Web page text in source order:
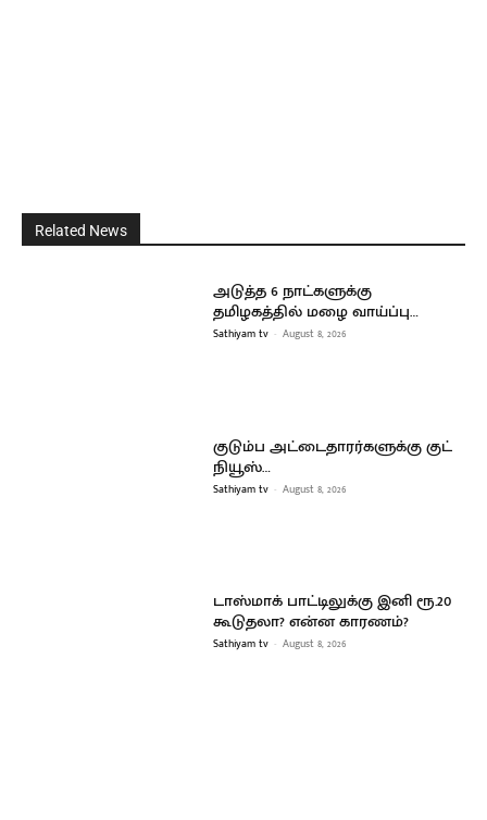
Related News
அடுத்த 6 நாட்களுக்கு
தமிழகத்தில் மழை வாய்ப்பு…
Sathiyam tv - August 8, 2026
குடும்ப அட்டைதாரர்களுக்கு குட்
நியூஸ்…
Sathiyam tv - August 8, 2026
டாஸ்மாக் பாட்டிலுக்கு இனி ரூ.20
கூடுதலா? என்ன காரணம்?
Sathiyam tv - August 8, 2026